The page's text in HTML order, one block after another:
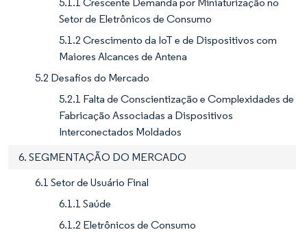
Setor de Eletrônicos de Consumo
5.1.2 Crescimento da IoT e de Dispositivos com
Maiores Alcances de Antena
5.2 Desafios do Mercado
5.2.1 Falta de Conscientização e Complexidades de
Fabricação Associadas a Dispositivos
Interconectados Moldados
6. SEGMENTAÇÃO DO MERCADO
6.1 Setor de Usuário Final
6.1.1 Saúde
6.1.2 Eletrônicos de Consumo